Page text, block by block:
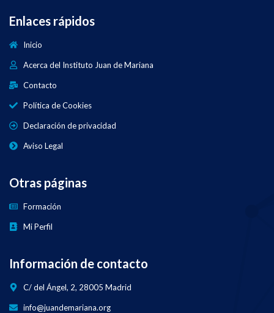
Enlaces rápidos
Inicio
Acerca del Instituto Juan de Mariana
Contacto
Política de Cookies
Declaración de privacidad
Aviso Legal
Otras páginas
Formación
Mi Perfil
Información de contacto
C/ del Ángel, 2, 28005 Madrid
info@juandemariana.org